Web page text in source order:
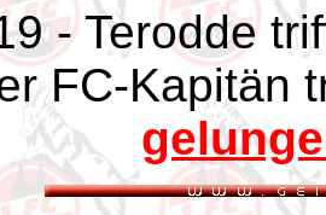
- Terodde
FC-Kapitän